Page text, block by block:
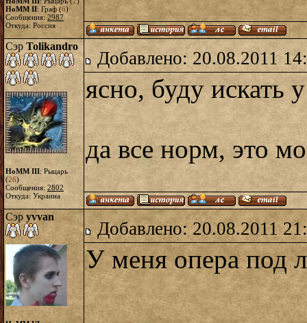
HoMM II: Граф (6)
Сообщения: 2987
Откуда: Россия
Сэр Tolikandro
HoMM III: Рыцарь
(26)
Сообщения: 2802
Откуда: Украина
Добавлено: 20.08.2011
ясно, буду искать
да все норм, это
Сэр yvvan
Добавлено: 20.08.2011
У меня опера под